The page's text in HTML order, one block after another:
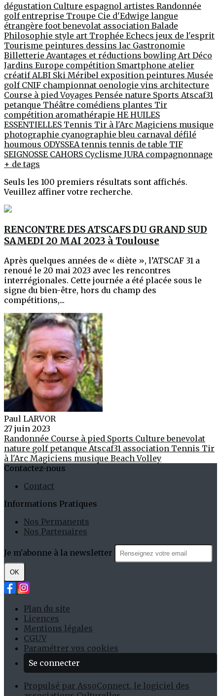
dégustation Culture espagnol artistes Randonnée
golf entreprise Troupe Cie d'Edwige langue
étrangère footbenevolat association Balade
Philosophie style art Trophée Echecs jeux de l'esprit
Tourisme peintures dessins lac Gastronomie
Billetterie Avantages et réductionsbowling Art Déco
Jardins Europe compétition Smartphone atelier
créatif ALBI Ski Méribel exposition peintures Musée
golf CNIF championnat oenologie vins architecture
Course à piedVoyages Pensée nature Sports Atscaf31
petanque Théâtre comédiens plantes Tir
compétition aromathérapie HE HUILES
ESSENTIELLES Tennis Tir à l'Arc Magiciens musique
photographie cyanographiebleu carnaval défilé
houmous ODYSSEAtennistennis de table TIF
SEIGNOSSE CAHORS Cyclisme JURA compagnonnage
+ de tags
Seuls les 100 premiers résultats sont affichés.
Veuillez affiner votre recherche.
RENCONTRE DES ATSCAFS DU GRAND SUD
SAMEDI 20 MAI 2023 à Toulouse
Après quelques années de « diète », l’ATSCAF 31 a
renoué le 20 mai 2023 avec les rencontres
interrégionales. Cette journée a été placée sous le
signe du bien-être, hors du champ des
compétitions,...
Paul LARVOR
27 juin 2023
Randonnée Course à pied Sports Culturebenevolat
nature golf petanque Atscaf31 association Tennis Tir
à l'Arc Magiciens musique Beach Volley
Contactez-nous
Contact
Informations Pratiques
Nos Permanents
Nos Partenaires
Je m'abonne à la newsletter
OK
Plan du site
Licences
Mentions légales
CGUV
Paramétrer vos cookies
Se connecter
Propulsé par AssoConnect, le logiciel des